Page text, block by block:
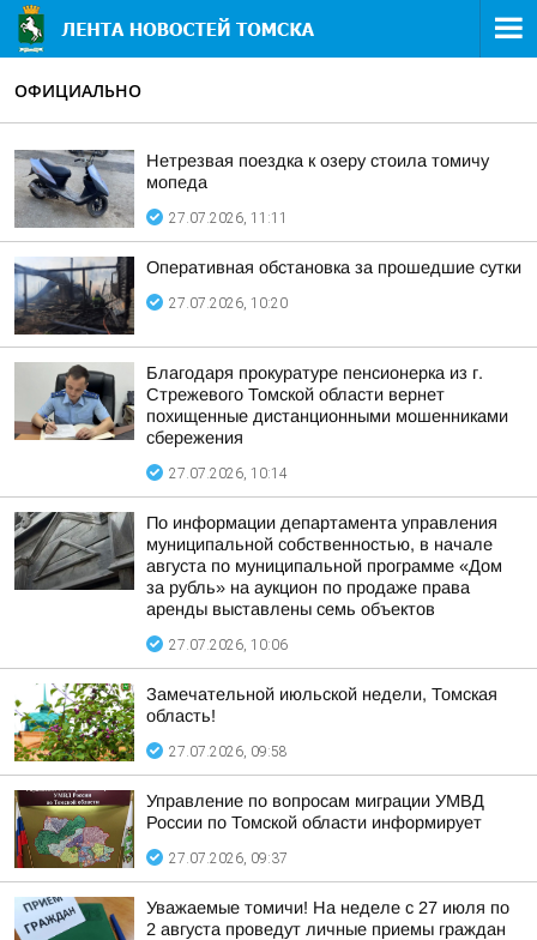
ОФИЦИАЛЬНО
Нетрезвая поездка к озеру стоила томичу
мопеда
27.07.2026, 11:11
Оперативная обстановка за прошедшие сутки
27.07.2026, 10:20
Благодаря прокуратуре пенсионерка из г.
Стрежевого Томской области вернет
похищенные дистанционными мошенниками
сбережения
27.07.2026, 10:14
По информации департамента управления
муниципальной собственностью, в начале
августа по муниципальной программе «Дом
за рубль» на аукцион по продаже права
аренды выставлены семь объектов
27.07.2026, 10:06
Замечательной июльской недели, Томская
область!
27.07.2026, 09:58
Управление по вопросам миграции УМВД
России по Томской области информирует
27.07.2026, 09:37
Уважаемые томичи! На неделе с 27 июля по
2 августа проведут личные приемы граждан